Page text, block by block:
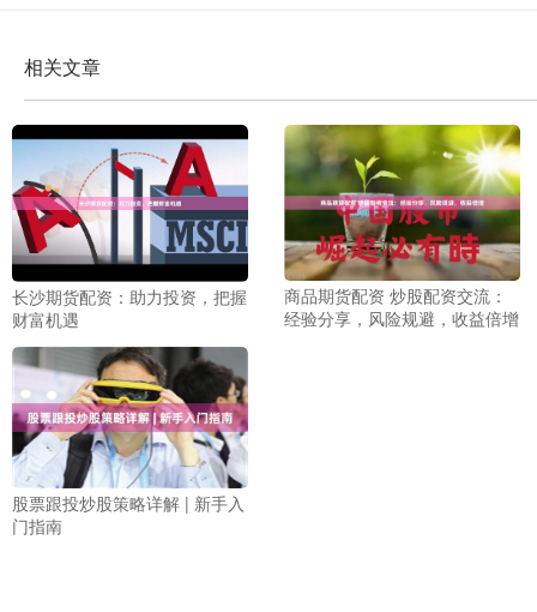
相关文章
长沙期货配资：助力投资，把握
财富机遇
商品期货配资 炒股配资交流：
经验分享，风险规避，收益倍增
股票跟投炒股策略详解 | 新手入
门指南